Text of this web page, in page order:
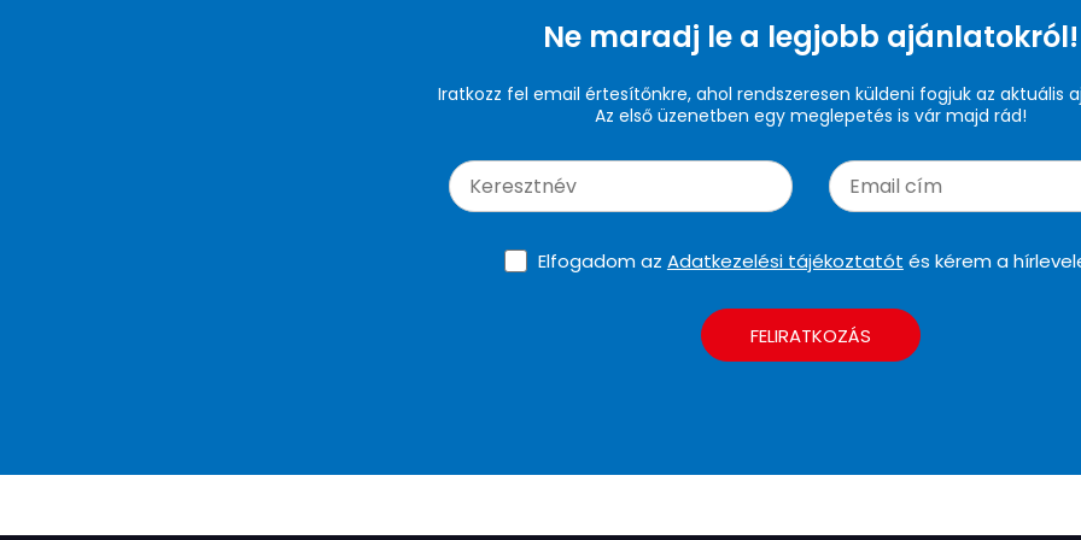
Ne maradj le a legjobb ajánlatokról!
Iratkozz fel email értesítőnkre, ahol rendszeresen küldeni fogjuk az aktuális
Az első üzenetben egy meglepetés is vár majd rád!
Elfogadom az Adatkezelési tájékoztatót és kérem a
FELIRATKOZÁS